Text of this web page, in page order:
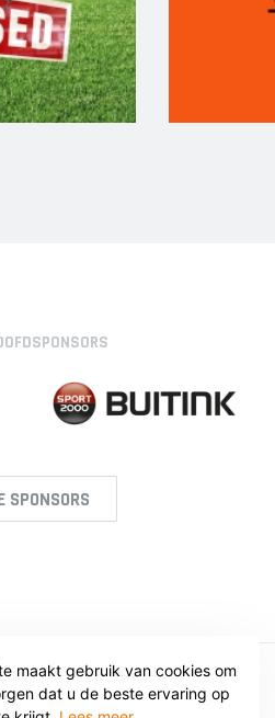
maakt gebruik van cookies om
dat u de beste ervaring op
SPONSORS
TWELLO